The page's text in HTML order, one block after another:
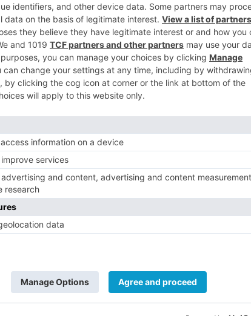
espectáculos taurinos en plena
económicas que la crisis
tenido en los sectores culturales
de la Junta de Castilla y
de Valladolid a
libre y con aforo limitado, el
negativo en la formación
taurinos, ya que la
puedan realizar el número
su etapa de formación, de acuerdo
del Decreto 176/1992, de 28 de
de Espectáculos Taurinos, y
Toro de Lidia "se ha ido
del sector taurino, cuyo fin es
Los ámbitos básicos
de cuantos actos